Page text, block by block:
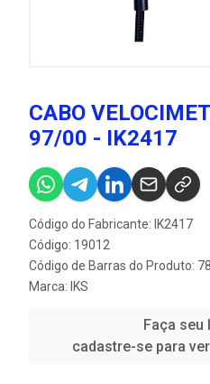
CABO
97/00 - IK2417
Código do Fabricante: IK2417
Código: 19012
Código de Barras do Produto:
Marca: IKS
Faça seu
cadastre-se para